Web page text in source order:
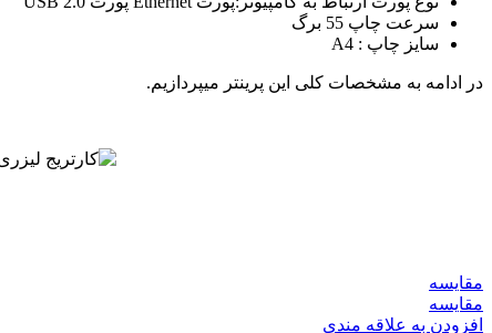
سرعت چاپ 55 برگ
سایز چاپ : A4
در ادامه به مشخصات کلی این پرینتر میپردازیم.
مقايسه
مقایسه
افزودن به علاقه مندی